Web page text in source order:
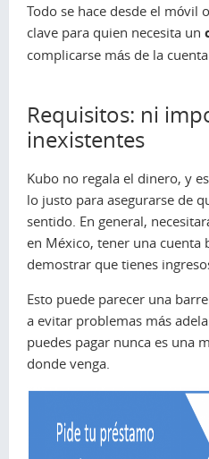
Todo se hace desde el móvil
clave para quien necesita un
complicarse más de la cuenta.
Requisitos: ni
inexistentes
Kubo no regala el dinero, y
lo justo para asegurarse de
sentido. En general,
en México, tener una cuenta
demostrar que tienes
Esto puede parecer una
a evitar problemas más
puedes pagar nunca es una
donde venga.